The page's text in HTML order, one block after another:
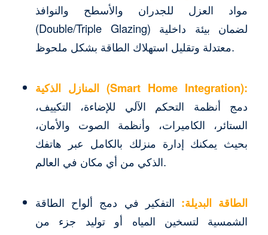
مواد العزل للجدران والأسطح والنوافذ
(Double/Triple Glazing) لضمان بيئة داخلية
معتدلة وتقليل استهلاك الطاقة بشكل ملحوظ.
المنازل الذكية (Smart Home Integration):
دمج أنظمة التحكم الآلي للإضاءة، التكييف،
الستائر، الكاميرات، وأنظمة الصوت والأمان،
بحيث يمكنك إدارة منزلك بالكامل عبر هاتفك
الذكي من أي مكان في العالم.
الطاقة البديلة: التفكير في دمج ألواح الطاقة
الشمسية لتسخين المياه أو توليد جزء من